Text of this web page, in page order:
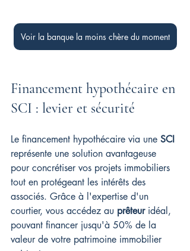
Voir la banque la moins chère du moment
Financement hypothécaire en
SCI : levier et sécurité
Le financement hypothécaire via une SCI
représente une solution avantageuse
pour concrétiser vos projets immobiliers
tout en protégeant les intérêts des
associés. Grâce à l'expertise d'un
courtier, vous accédez au prêteur idéal,
pouvant financer jusqu'à 50% de la
valeur de votre patrimoine immobilier